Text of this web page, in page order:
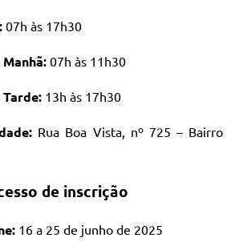
07h às 17h30
07h às 11h30
Tarde: 13h às 17h30
Rua Boa Vista, nº 725 – Bairro
de inscrição
16 a 25 de junho de 2025